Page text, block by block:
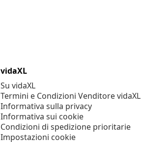
vidaXL
Su vidaXL
Termini e Condizioni Venditore vidaXL
Informativa sulla privacy
Informativa sui cookie
Condizioni di spedizione prioritarie
Impostazioni cookie